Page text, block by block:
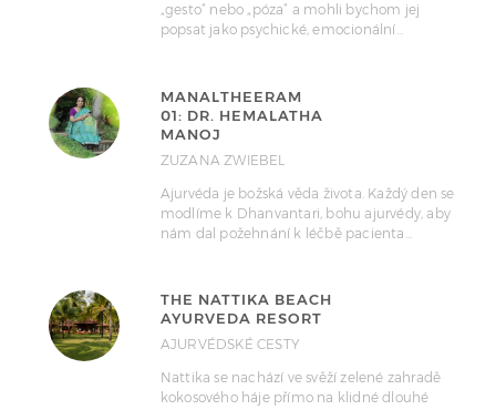
„gesto“ nebo „póza“ a mohli bychom jej
popsat jako psychické, emocionální…
MANALTHEERAM
01: DR. HEMALATHA
MANOJ
ZUZANA ZWIEBEL
Ajurvéda je božská věda života. Každý den se
modlíme k Dhanvantari, bohu ajurvédy, aby
nám dal požehnání k léčbě pacienta…
THE NATTIKA BEACH
AYURVEDA RESORT
AJURVÉDSKÉ CESTY
Nattika se nachází ve svěží zelené zahradě
kokosového háje přímo na klidné dlouhé